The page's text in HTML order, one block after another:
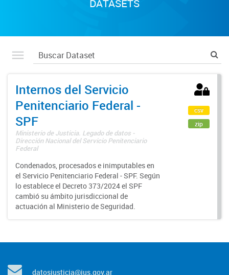
DATASETS
Internos del Servicio
Penitenciario Federal -
SPF
Ministerio de Justicia. Legado de datos -
Dirección Nacional del Servicio Penitenciario
Federal
Condenados, procesados e inimputables en
el Servicio Penitenciario Federal - SPF. Según
lo establece el Decreto 373/2024 el SPF
cambió su ámbito jurisdiccional de
actuación al Ministerio de Seguridad.
csv
zip
datosjusticia@jus.gov.ar